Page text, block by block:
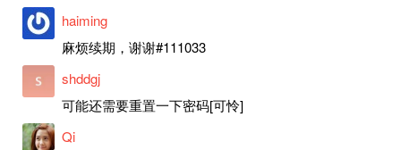
haiming
麻烦续期，谢谢#111033
shddgj
可能还需要重置一下密码[可怜]
Qi